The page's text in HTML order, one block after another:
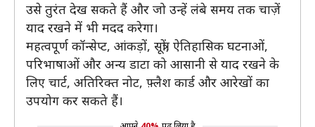
उसे तुरंत देख सकते हैं और जो उन्हें लंबे समय तक चाज़ें
याद रखने में भी मदद करेगा।
महत्वपूर्ण कॉन्सेप्ट, आंकड़ों, सूत्रों, ऐतिहासिक घटनाओं,
परिभाषाओं और अन्य डाटा को आसानी से याद रखने के
लिए चार्ट, अतिरिक्त नोट, फ़्लैश कार्ड और आरेखों का
उपयोग कर सकते हैं।